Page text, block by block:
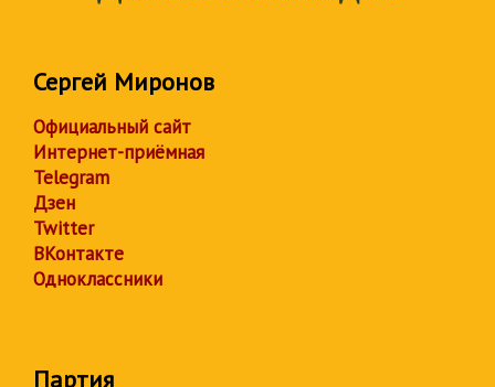
Сергей Миронов
Официальный сайт
Интернет-приёмная
Telegram
Дзен
Twitter
ВКонтакте
Одноклассники
Партия